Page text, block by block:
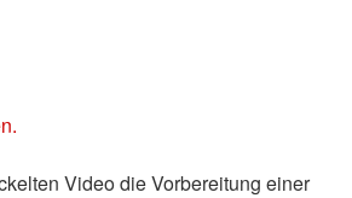
Video die Vorbereitung einer